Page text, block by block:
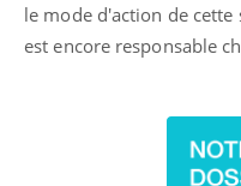
le mode d'action de
est encore responsable